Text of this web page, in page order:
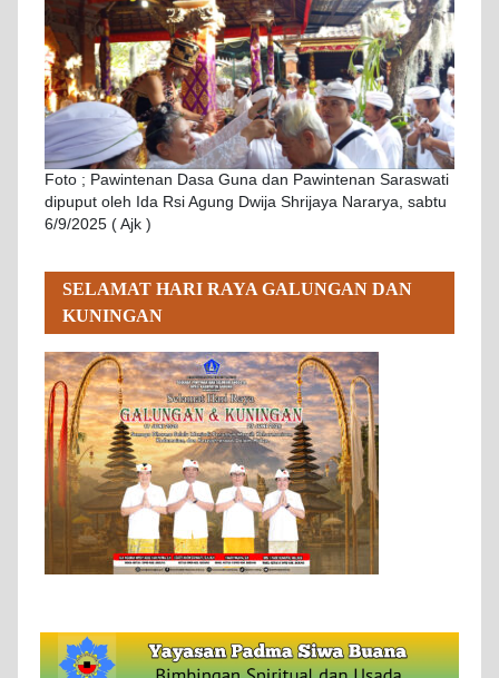
Foto ; Pawintenan Dasa Guna dan Pawintenan Saraswati
dipuput oleh Ida Rsi Agung Dwija Shrijaya Nararya, sabtu
6/9/2025 ( Ajk )
SELAMAT HARI RAYA GALUNGAN DAN
KUNINGAN